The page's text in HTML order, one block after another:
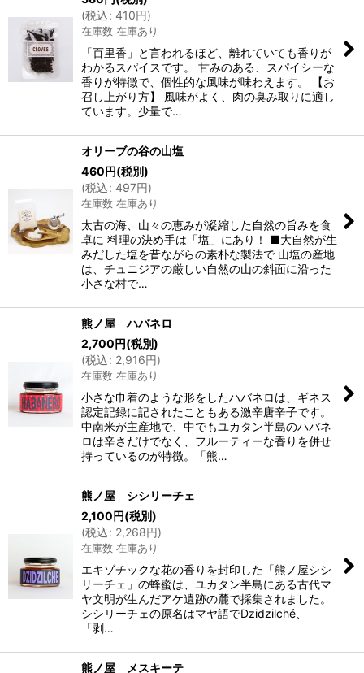
(税込: 410円)
在庫数 在庫あり
「百里香」と言われるほど、離れていても香りが
わかるスパイスです。 甘みのある、スパイシーな
香りが特徴で、個性的な風味が味わえます。 【お
召し上がり方】 風味がよく、肉の臭み取りに適し
ています。少量で…
オリーブの谷の山塩
460円(税別)
(税込: 497円)
在庫数 在庫あり
太古の海、山々の恵みが凝縮した自然の旨みを食
卓に 料理の決め手は「塩」にあり！ ■大自然が生
みだした塩を昔ながらの素朴な製法で 山塩の産地
は、チュニジアの厳しい自然の山の斜面に沿った
小さな村で…
熊ノ屋 ハバネロ
2,700円(税別)
(税込: 2,916円)
在庫数 在庫あり
小さな巾着のような形をしたハバネロは、ギネス
認定記録に記されたこともある激辛唐辛子です。
中南米が主産地で、中でもユカタン半島のハバネ
ロは辛さだけでなく、フルーティーな香りを併せ
持っているのが特徴。「熊…
熊ノ屋 シシリーチェ
2,100円(税別)
(税込: 2,268円)
在庫数 在庫あり
エキゾチックな花の香りを封印した「熊ノ屋シシ
リーチェ」の蜂蜜は、ユカタン半島にある古代マ
ヤ文明が生んだアケ遺跡の麓で採集されました。
シシリーチェの原名はマヤ語でDzidzilché、
「剥…
熊ノ屋 メスキーテ